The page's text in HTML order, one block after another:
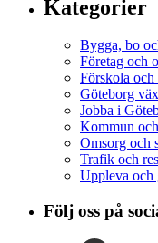
Kategorier
Bygga, bo
Företag och
Förskola
Göteborg
Jobba i
Kommun
Omsorg och
Trafik och
Uppleva och
Följ oss på